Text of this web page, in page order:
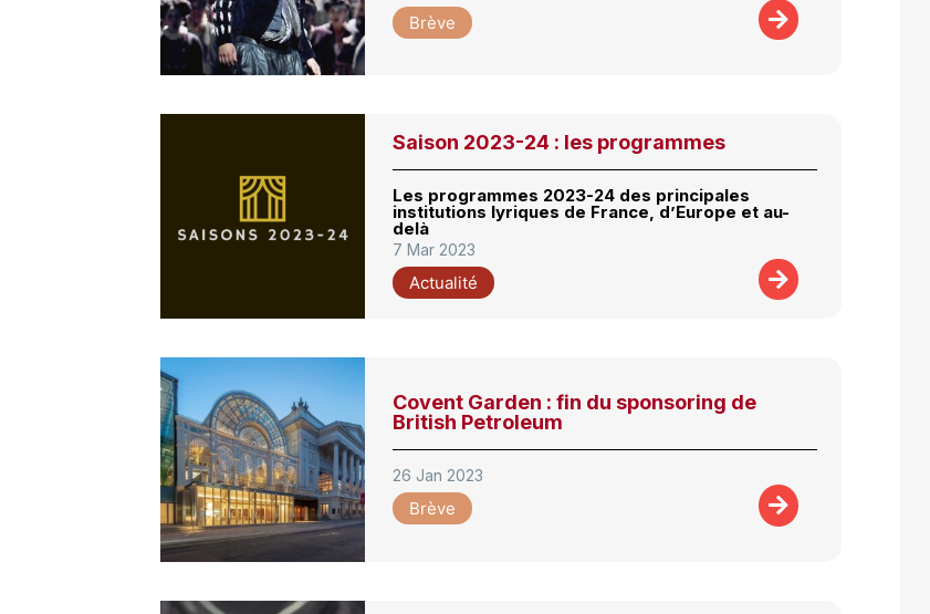
Brève
Saison 2023-24 : les programmes
Les programmes 2023-24 des principales
institutions lyriques de France, d’Europe et au-
delà
7 Mar 2023
Actualité
Covent Garden : fin du sponsoring de
British Petroleum
26 Jan 2023
Brève